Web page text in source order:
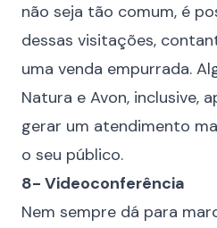
não seja tão comum, é
dessas visitações,
uma venda empurrada.
Natura e Avon, inclusive,
gerar um atendimento
o seu público.
8- Videoconferência
Nem sempre dá para